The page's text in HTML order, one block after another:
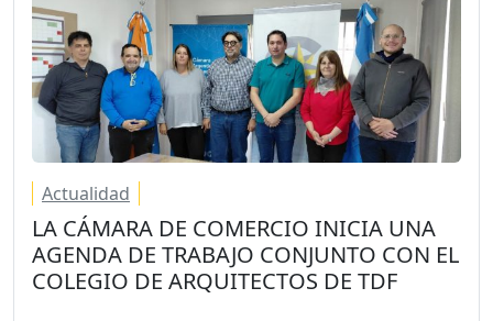
Actualidad
LA CÁMARA DE COMERCIO INICIA UNA
AGENDA DE TRABAJO CONJUNTO CON EL
COLEGIO DE ARQUITECTOS DE TDF